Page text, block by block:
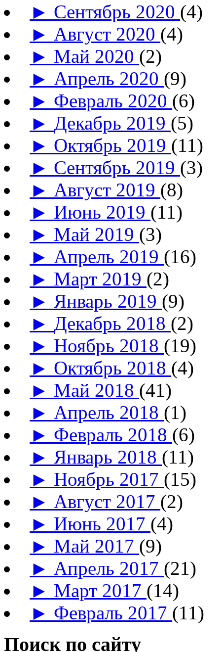
► Сентябрь 2020 (4)
► Август 2020 (4)
► Май 2020 (2)
► Апрель 2020 (9)
► Февраль 2020 (6)
►Декабрь 2019 (5)
► Октябрь 2019 (11)
► Сентябрь 2019 (3)
► Август 2019 (8)
► Июнь 2019 (11)
► Май 2019 (3)
► Апрель 2019 (16)
► Март 2019 (2)
► Январь 2019 (9)
►Декабрь 2018 (2)
► Ноябрь 2018 (19)
► Октябрь 2018 (4)
► Май 2018 (41)
► Апрель 2018 (1)
► Февраль 2018 (6)
► Январь 2018 (11)
► Ноябрь 2017 (15)
► Август 2017 (2)
► Июнь 2017 (4)
► Май 2017 (9)
► Апрель 2017 (21)
► Март 2017 (14)
► Февраль 2017 (11)
Поиск по сайту